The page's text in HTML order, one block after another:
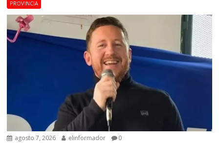
PROVINCIA
agosto 7, 2026 elinformador 0